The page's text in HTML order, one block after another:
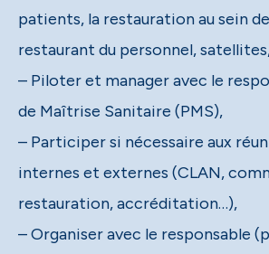
patients, la restauration au sein
restaurant du personnel,
– Piloter et manager avec le
de Maîtrise Sanitaire (PMS),
– Participer si nécessaire aux
internes et externes (CLAN,
restauration, accréditation…),
– Organiser avec le responsable